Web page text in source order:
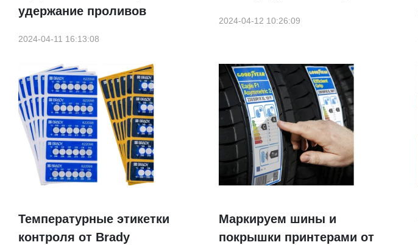
удержание проливов
2024-04-11 16:13:08
2024-04-12 10:26:09
Температурные этикетки
контроля от Brady
Маркируем шины и
покрышки принтерами от